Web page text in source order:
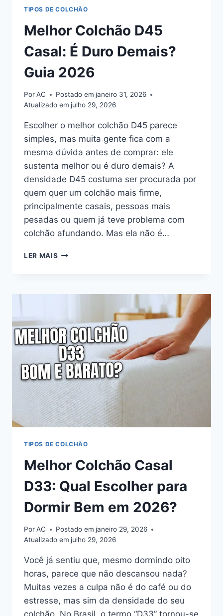
TIPOS DE COLCHÃO
Melhor Colchão D45
Casal: É Duro Demais?
Guia 2026
PorAC Postado em janeiro 31, 2026
Atualizado em julho 29, 2026
Escolher o melhor colchão D45 parece
simples, mas muita gente fica com a
mesma dúvida antes de comprar: ele
sustenta melhor ou é duro demais? A
densidade D45 costuma ser procurada por
quem quer um colchão mais firme,
principalmente casais, pessoas mais
pesadas ou quem já teve problema com
colchão afundando. Mas ela não é…
LER MAIS MELHOR
GUIA
2026
TIPOS DE COLCHÃO
Melhor Colchão Casal
D33: Qual Escolher para
Dormir Bem em 2026?
PorAC Postado em janeiro 29, 2026
Atualizado em julho 29, 2026
Você já sentiu que, mesmo dormindo oito
horas, parece que não descansou nada?
Muitas vezes a culpa não é do café ou do
estresse, mas sim da densidade do seu